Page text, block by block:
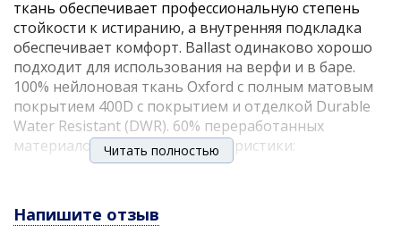
ткань обеспечивает профессиональную степень
стойкости к истиранию, а внутренняя подкладка
обеспечивает комфорт. Ballast одинаково хорошо
подходит для использования на верфи и в баре.
100% нейлоновая ткань Oxford с полным матовым
покрытием 400D с покрытием и отделкой Durable
Water Resistant (DWR). 60% переработанных
материалов.Основные характеристики:
Карманы для разогрева рук на молнии.
Читать полностью
Напишите отзыв